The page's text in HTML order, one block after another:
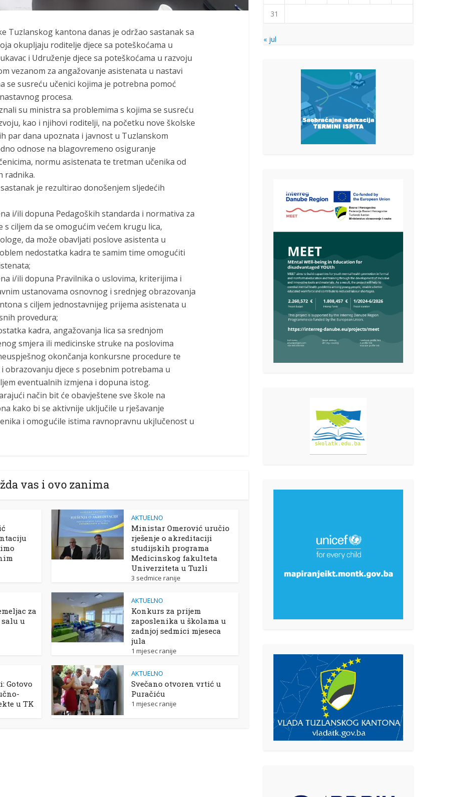
Tuzlanskog kantona danas je održao sastanak sa
okupljaju roditelje djece sa poteškoćama u
i Udruženje djece sa poteškoćama u razvoju
vezanom za angažovanje asistenata u nastavi
se susreću učenici kojima je potrebna pomoć
procesa.
su ministra sa problemima s kojima se susreću
kao i njihovi roditelji, na početku nove školske
par dana upoznata i javnost u Tuzlanskom
odnose na blagovremeno osiguranje
normu asistenata te tretman učenika od
radnika.
je rezultirao donošenjem sljedećih
i/ili dopuna Pedagoških standarda i normativa za
ciljem da se omogućim većem krugu lica,
da može obavljati poslove asistenta u
nedostatka kadra te samim time omogućiti
i/ili dopuna Pravilnika o uslovima, kriterijima i
ustanovama osnovnog i srednjeg obrazovanja
s ciljem jednostavnijeg prijema asistenata u
provedura;
kadra, angažovanja lica sa srednjom
smjera ili medicinske struke na poslovima
okončanja konkursne procedure te
obrazovanju djece s posebnim potrebama u
eventualnih izmjena i dopuna istog.
način bit će obavještene sve škole na
kako bi se aktivnije uključile u rješavanje
i omogućile istima ravnopravnu ukjlučenost u
vas i ovo zanima
AKTUELNO
Ministar Omerović uručio
rješenje o akreditaciji
studijskih programa
Medicinskog fakulteta
Univerziteta u Tuzli
3 sedmice ranije
za
u
AKTUELNO
Konkurs za prijem
zaposlenika u školama u
zadnjoj sedmici mjeseca
jula
1 mjesec ranije
Gotovo
u TK
AKTUELNO
Svečano otvoren vrtić u
Puračiću
1 mjesec ranije
31
« jul